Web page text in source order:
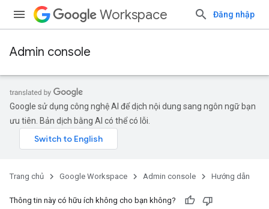
Workspace Đăng nhập
Admin console
Google sử dụng công nghệ AI để dịch nội dung sang ngôn ngữ bạn
ưu tiên. Bản dịch bằng AI có thể có lỗi.
Trang chủ Google Workspace Admin console Hướng dẫn
Thông tin này có hữu ích không cho bạn không?